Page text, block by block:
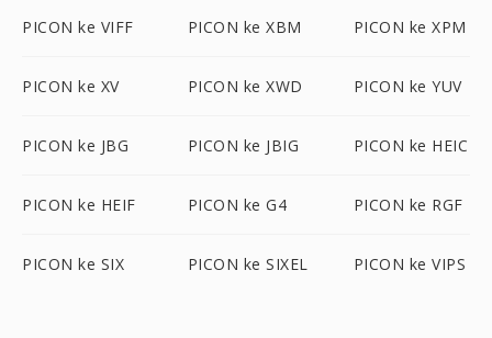
PICON ke VIFF PICON ke XBM PICON ke XPM
PICON ke XV PICON ke XWD PICON ke YUV
PICON ke JBG PICON ke JBIG PICON ke HEIC
PICON ke HEIF PICON ke G4 PICON ke RGF
PICON ke SIX PICON ke SIXEL PICON ke VIPS